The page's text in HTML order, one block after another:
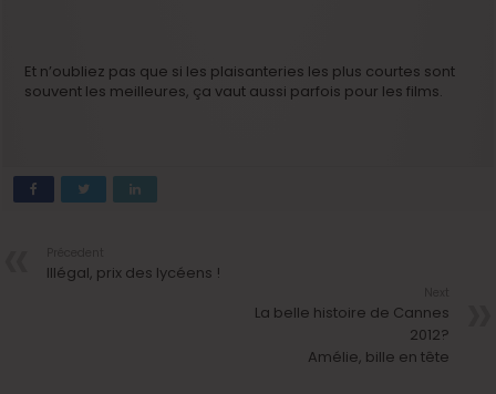
Et n’oubliez pas que si les plaisanteries les plus courtes sont
souvent les meilleures, ça vaut aussi parfois pour les films.
Illégal, prix des lycéens !
La belle histoire de Cannes
2012?
Amélie, bille en tête